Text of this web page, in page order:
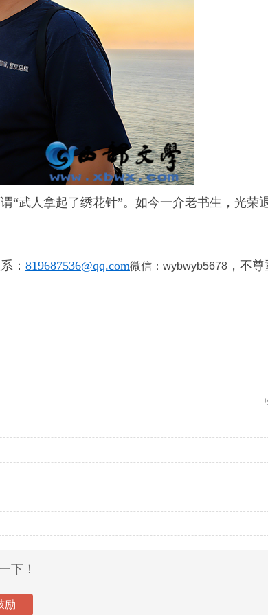
“武人拿起了绣花针”。如今一介老书生，光荣
： 819687536@qq.com微信：wybwyb5678 ，不
下！
励